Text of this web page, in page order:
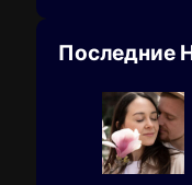
a
Последние